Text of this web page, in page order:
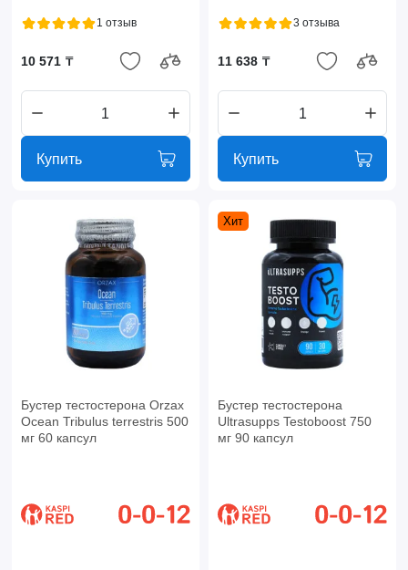
1 отзыв
10 571 ₸
Купить
3 отзыва
11 638 ₸
Купить
Бустер тестостерона Orzax
Ocean Tribulus terrestris 500
мг 60 капсул
Хит
Бустер тестостерона
Ultrasupps Testoboost 750
мг 90 капсул